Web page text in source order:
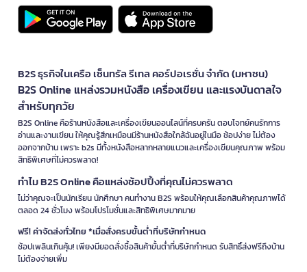
B2S ธุรกิจในเครือ เซ็นทรัล รีเทล คอร์ปอเรชั่น จำกัด (มหาชน)
B2S Online แหล่งรวมหนังสือ เครื่องเขียน และแรงบันดาลใจ
สำหรับทุกวัย
B2S Online คือร้านหนังสือและเครื่องเขียนออนไลน์ที่ครบครัน ตอบโจทย์คนรักการ
อ่านและงานเขียน ให้คุณรู้สึกเหมือนมีร้านหนังสือใกล้ฉันอยู่ในมือ ช้อปง่าย ไม่ต้อง
ออกจากบ้าน เพราะ b2s มีทั้งหนังสือหลากหลายแนวและเครื่องเขียนคุณภาพ พร้อม
สิทธิพิเศษที่ไม่ควรพลาด!
ทำไม B2S Online คือแหล่งช้อปปิ้งที่คุณไม่ควรพลาด
ไม่ว่าคุณจะเป็นนักเรียน นักศึกษา คนทำงาน B2S พร้อมให้คุณเลือกสินค้าคุณภาพได้
ตลอด 24 ชั่วโมง พร้อมโปรโมชั่นและสิทธิพิเศษมากมาย
ฟรี! ค่าจัดส่งทั่วไทย *เมื่อสั่งครบขั้นต่ำที่บริษัทกำหนด
ช้อปเพลินเกินคุ้ม! เพียงมียอดสั่งซื้อสินค้าขั้นต่ำที่บริษัทกำหนด รับสิทธิ์ส่งฟรีถึงบ้าน
ไม่ต้องจ่ายเพิ่ม